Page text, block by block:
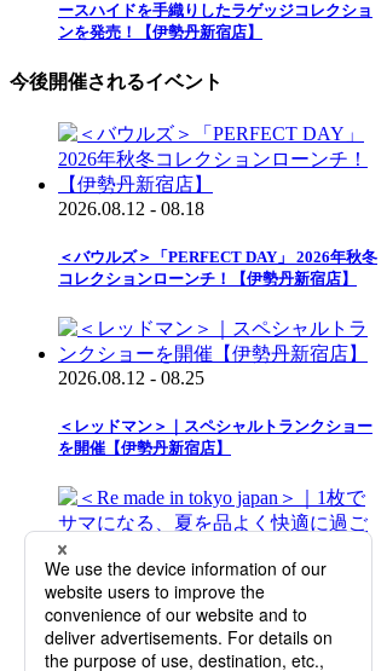
ースハイドを手織りしたラゲッジコレクショ
ンを発売！【伊勢丹新宿店】
今後開催されるイベント
2026.08.12 - 08.18
＜バウルズ＞「PERFECT DAY」 2026年秋冬
コレクションローンチ！【伊勢丹新宿店】
2026.08.12 - 08.25
＜レッドマン＞｜スペシャルトランクショー
を開催【伊勢丹新宿店】
2026.08.12 - 09.01
＜Re made in tokyo japan＞｜1枚でサマにな